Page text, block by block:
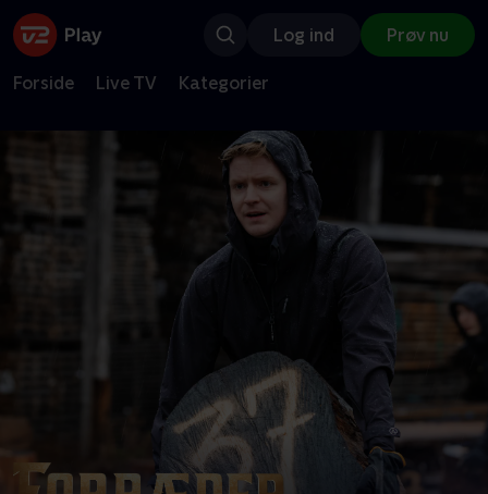
Log ind Prøv nu
Forside Live TV Kategorier